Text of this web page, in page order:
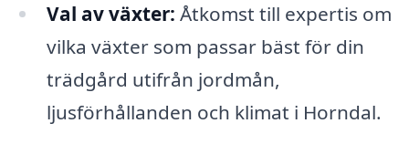
Val av växter: Åtkomst till expertis om
vilka växter som passar bäst för din
trädgård utifrån jordmån,
ljusförhållanden och klimat i Horndal.